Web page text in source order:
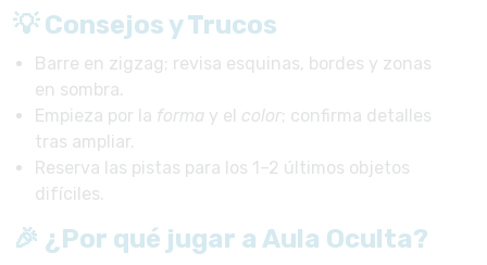
💡 Consejos y Trucos
Barre en zigzag; revisa esquinas, bordes y zonas
en sombra.
Empieza por la forma y el color; confirma detalles
tras ampliar.
Reserva las pistas para los 1–2 últimos objetos
difíciles.
🎉 ¿Por qué jugar a Aula Oculta?